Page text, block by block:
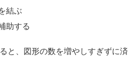
結ぶ
助する
と、図形の数を増やしすぎずに済